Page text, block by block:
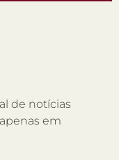
de notícias
em